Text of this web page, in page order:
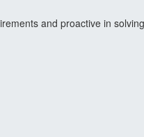
and proactive in